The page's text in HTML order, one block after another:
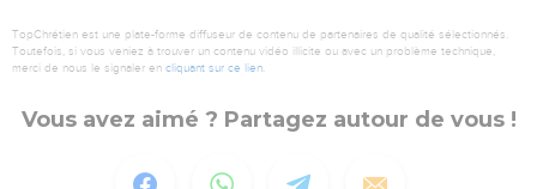
TopChrétien est une plate-forme diffuseur de contenu de partenaires de qualité sélectionnés.
Toutefois, si vous veniez à trouver un contenu vidéo illicite ou avec un problème technique,
merci de nous le signaler en cliquant sur ce lien.
Vous avez aimé ? Partagez autour de vous !